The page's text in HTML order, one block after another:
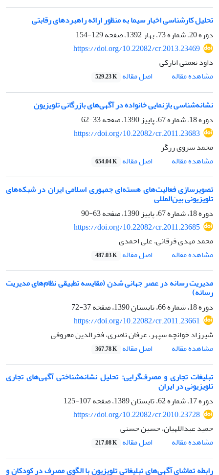
تحلیل کارشناسی اخبار سیما به منظور ارائه راهبردهای رقابتی
دوره 20، شماره 73، بهار 1392، صفحه
129-154
https://doi.org/10.22082/cr.2013.23469
داود نعمتی انارکی
مشاهده مقاله
اصل مقاله 529.23 K
نشانه‌شناسی بازنمایی خانواده در آگهی‌های بازرگانی تلویزیون
دوره 18، شماره 67، پاییز 1390، صفحه
33-62
https://doi.org/10.22082/cr.2011.23683
محمد سروی زرگر
مشاهده مقاله
اصل مقاله 654.04 K
تصویرسازی فعالیت‌های هسته‌ای جمهوری اسلامی ایران در شبکه‌های
تلویزیونی بین‌المللی
دوره 18، شماره 67، پاییز 1390، صفحه
63-90
https://doi.org/10.22082/cr.2011.23685
محمد مهدی فرقانی، علی احمدی
مشاهده مقاله
اصل مقاله 487.03 K
مدیریت رسانه در عصر جهانی شدن (مقایسه تطبیقی نظام‌های مدیریت
رسانه)
دوره 18، شماره 66، تابستان 1390، صفحه
37-72
https://doi.org/10.22082/cr.2011.23661
شیرزاد خوانچه سپهر، عرفان ناصری، فخرالدین معروفی
مشاهده مقاله
اصل مقاله 367.78 K
تبلیغات تجاری و مصرف‌گرایی: تحلیل نشانه‌شناختی آگهی‌های تجاری
تلویزیونی در ایران
دوره 17، شماره 62، تابستان 1389، صفحه
107-125
https://doi.org/10.22082/cr.2010.23728
حمید عبداللهیان، حسین حسنی
مشاهده مقاله
اصل مقاله 217.08 K
رابطه تماشای آگهی‌های تبلیغاتی تلویزیون با الگوی مصرف در کودکان و